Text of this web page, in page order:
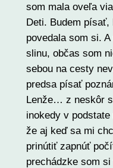
som mala oveľa
Deti. Budem
povedala som si.
slinu, občas som
sebou na cesty
predsa písať
Lenže… z neskôr
inokedy v
že aj keď sa mi
prinútiť zapnúť
prechádzke som